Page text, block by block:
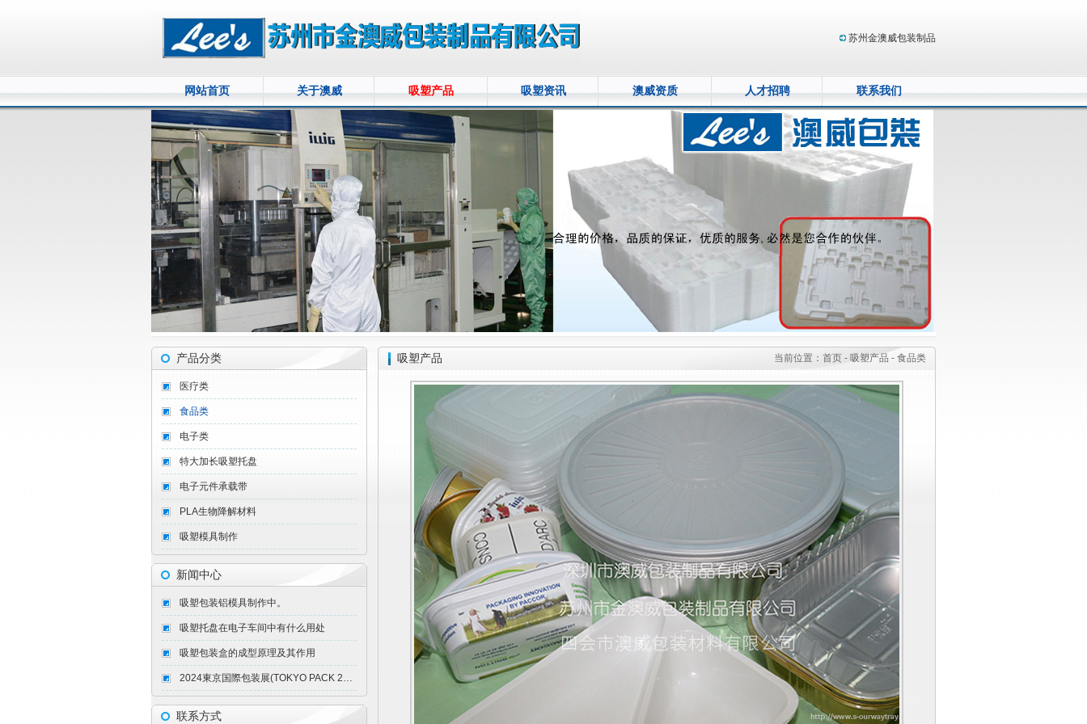
苏州金澳威包装制品
网站首页 关于澳威 吸塑产品 吸塑资讯 澳威资质 人才招聘 联系我们
产品分类
医疗类
食品类
电子类
特大加长吸塑托盘
电子元件承载带
PLA生物降解材料
吸塑模具制作
新闻中心
吸塑包装铝模具制作中。
吸塑托盘在电子车间中有什么用处
吸塑包装盒的成型原理及其作用
2024東京国際包装展(TOKYO PACK 2024)出展をお陰様で無事終了することができました、2026年10月にまた東京BlGSlGHTでお会い出来ることを楽しみにしております。
联系方式
当前位置： 首页 - 吸塑产品 - 食品类
吸塑产品